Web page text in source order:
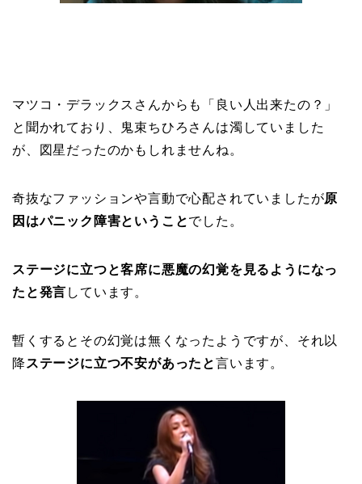
マツコ・デラックスさんからも「良い人出来たの？」
と聞かれており、鬼束ちひろさんは濁していました
が、図星だったのかもしれませんね。
奇抜なファッションや言動で心配されていましたが原
因はパニック障害ということでした。
ステージに立つと客席に悪魔の幻覚を 見るようになっ
たと発言 しています。
暫くするとその幻覚は無くなったようですが、それ以
降 ステージに立つ不安があったと言います。